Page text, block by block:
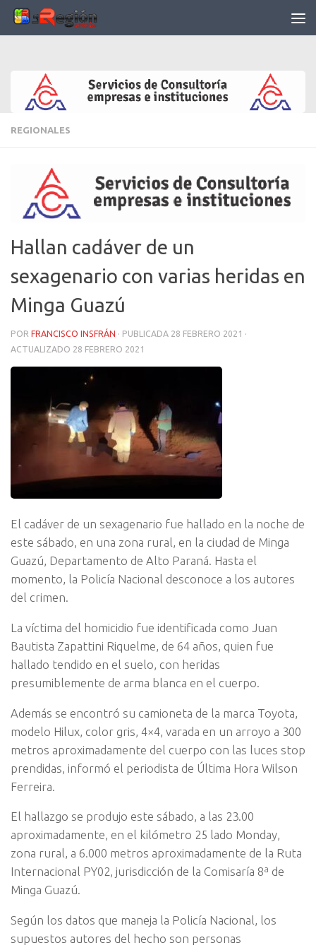
Saltar al contenido
REGIONALES
Hallan cadáver de un
sexagenario con varias heridas en
Minga Guazú
POR FRANCISCO INSFRÁN · PUBLICADA 28 FEBRERO 2021 ·
ACTUALIZADO 28 FEBRERO 2021
El cadáver de un sexagenario fue hallado en la noche de
este sábado, en una zona rural, en la ciudad de Minga
Guazú, Departamento de Alto Paraná. Hasta el
momento, la Policía Nacional desconoce a los autores
del crimen.
La víctima del homicidio fue identificada como Juan
Bautista Zapattini Riquelme, de 64 años, quien fue
hallado tendido en el suelo, con heridas
presumiblemente de arma blanca en el cuerpo.
Además se encontró su camioneta de la marca Toyota,
modelo Hilux, color gris, 4×4, varada en un arroyo a 300
metros aproximadamente del cuerpo con las luces stop
prendidas, informó el periodista de Última Hora Wilson
Ferreira.
El hallazgo se produjo este sábado, a las 23.00
aproximadamente, en el kilómetro 25 lado Monday,
zona rural, a 6.000 metros aproximadamente de la Ruta
Internacional PY02, jurisdicción de la Comisaría 8ª de
Minga Guazú.
Según los datos que maneja la Policía Nacional, los
supuestos autores del hecho son personas